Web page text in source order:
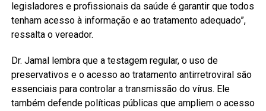
legisladores e profissionais da saúde é garantir que todos
tenham acesso à informação e ao tratamento adequado”,
ressalta o vereador.
Dr. Jamal lembra que a testagem regular, o uso de
preservativos e o acesso ao tratamento antirretroviral são
essenciais para controlar a transmissão do vírus. Ele
também defende políticas públicas que ampliem o acesso